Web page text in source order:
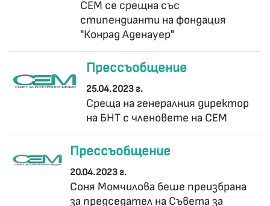
СЕМ се срещна със
стипендианти на фондация
"Конрад Аденауер"
Прессъобщение
25.04.2023 г.
Среща на генералния директор
на БНТ с членовете на СЕМ
Прессъобщение
20.04.2023 г.
Соня Момчилова беше преизбрана
за председател на Съвета за